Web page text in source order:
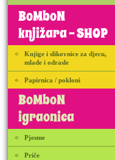
BoMboN
knjižara - SHOP
Knjige i slikovnice za djecu,
mlade i odrasle
Papirnica / pokloni
BoMboN
igraonica
Pjesme
Priče